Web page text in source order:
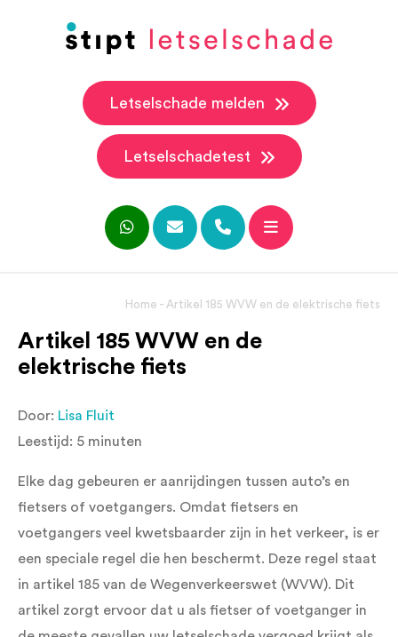
Letselschade melden
Letselschadetest
Home - Artikel 185 WVW en de elektrische fiets
Artikel 185 WVW en de
elektrische fiets
Door: Lisa Fluit
Leestijd: 5 minuten
Elke dag gebeuren er aanrijdingen tussen auto’s en
fietsers of voetgangers. Omdat fietsers en
voetgangers veel kwetsbaarder zijn in het verkeer, is er
een speciale regel die hen beschermt. Deze regel staat
in artikel 185 van de Wegenverkeerswet (WVW). Dit
artikel zorgt ervoor dat u als fietser of voetganger in